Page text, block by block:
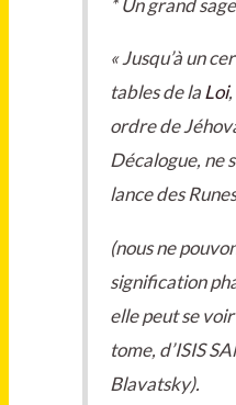
*Un grand
« Jusqu’à un
tables de laLoi
ordre de
Décalogue, ne
lance des
(nous ne
signification
elle peut se
tome, d’ISIS
Blavatsky).